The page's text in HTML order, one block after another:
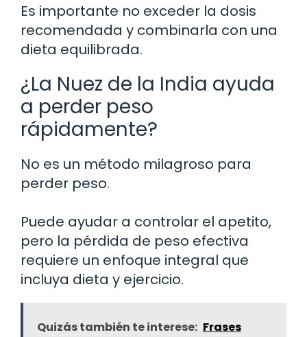
Es importante no exceder la dosis
recomendada y combinarla con una
dieta equilibrada.
¿La Nuez de la India ayuda
a perder peso
rápidamente?
No es un método milagroso para
perder peso.
Puede ayudar a controlar el apetito,
pero la pérdida de peso efectiva
requiere un enfoque integral que
incluya dieta y ejercicio.
Quizás también te interese: Frases